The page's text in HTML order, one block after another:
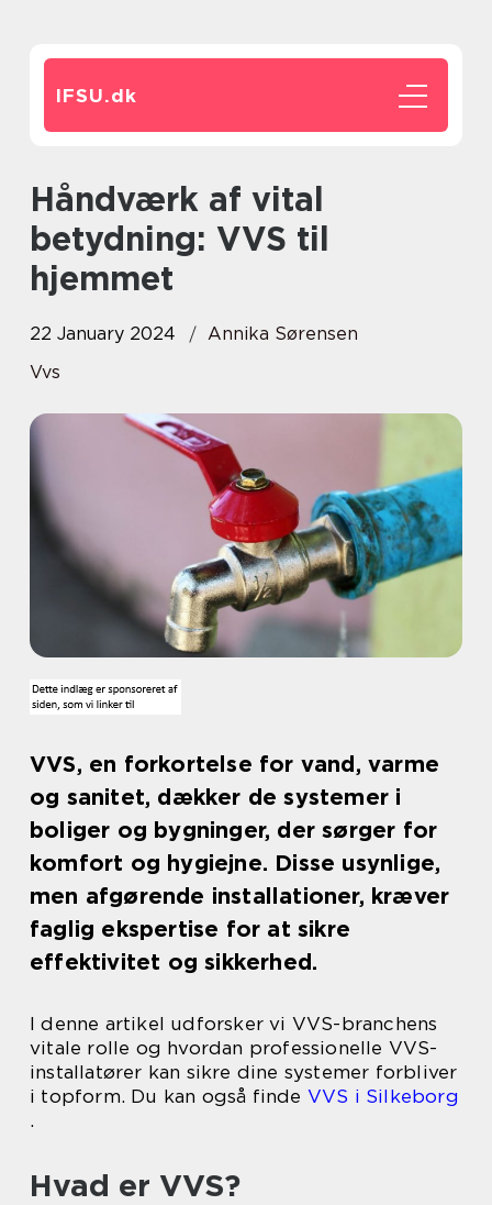
IFSU.dk
Håndværk af vital
betydning: VVS til
hjemmet
22 January 2024
Annika Sørensen
Vvs
VVS, en forkortelse for vand, varme
og sanitet, dækker de systemer i
boliger og bygninger, der sørger for
komfort og hygiejne. Disse usynlige,
men afgørende installationer, kræver
faglig ekspertise for at sikre
effektivitet og sikkerhed.
I denne artikel udforsker vi VVS-branchens
vitale rolle og hvordan professionelle VVS-
installatører kan sikre dine systemer forbliver
i topform. Du kan også finde VVS i Silkeborg
.
Hvad er VVS?